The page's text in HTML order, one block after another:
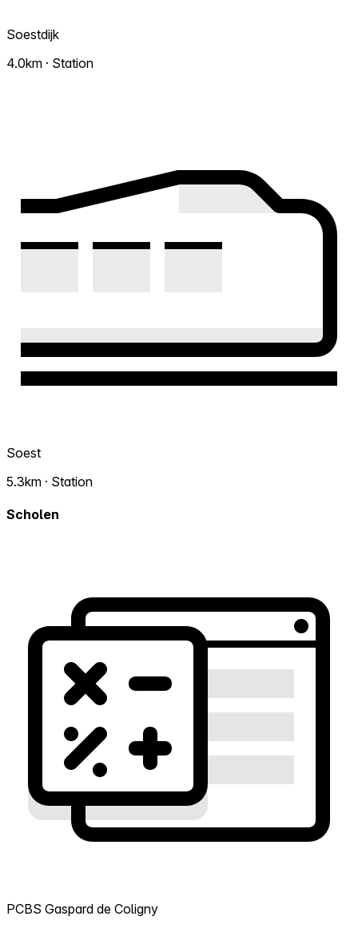
Soestdijk
4.0km · Station
Soest
5.3km · Station
Scholen
PCBS Gaspard de Coligny